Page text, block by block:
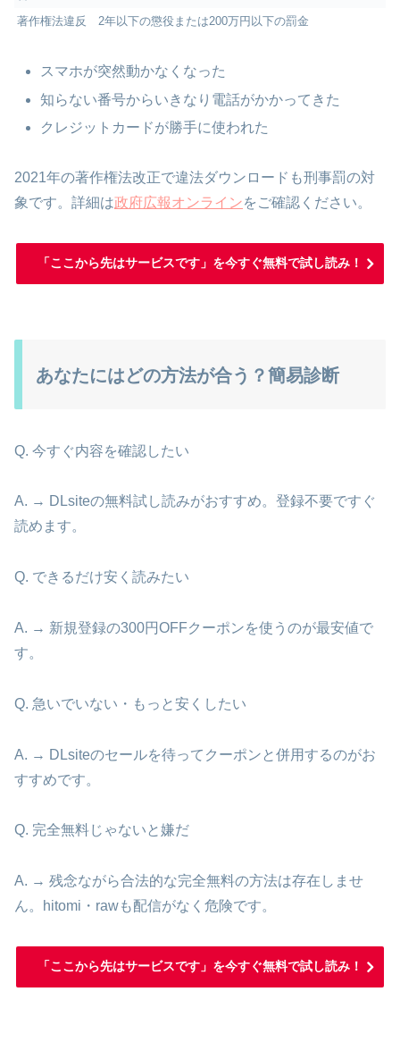
著作権法違反 2年以下の懲役または200万円以下の罰金
スマホが突然動かなくなった
知らない番号からいきなり電話がかかってきた
クレジットカードが勝手に使われた
2021年の著作権法改正で違法ダウンロードも刑事罰の対
象です。詳細は政府広報オンラインをご確認ください。
「ここから先はサービスです」を今すぐ無料で試し読み！
あなたにはどの方法が合う？簡易診断
Q. 今すぐ内容を確認したい
A. → DLsiteの無料試し読みがおすすめ。登録不要ですぐ
読めます。
Q. できるだけ安く読みたい
A. → 新規登録の300円OFFクーポンを使うのが最安値で
す。
Q. 急いでいない・もっと安くしたい
A. → DLsiteのセールを待ってクーポンと併用するのがお
すすめです。
Q. 完全無料じゃないと嫌だ
A. → 残念ながら合法的な完全無料の方法は存在しませ
ん。hitomi・rawも配信がなく危険です。
「ここから先はサービスです」を今すぐ無料で試し読み！